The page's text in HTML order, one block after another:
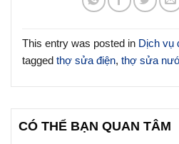
This entry was posted in Dịch vụ
tagged thợ sửa điện, thợ sửa
CÓ THỂ BẠN QUAN TÂM